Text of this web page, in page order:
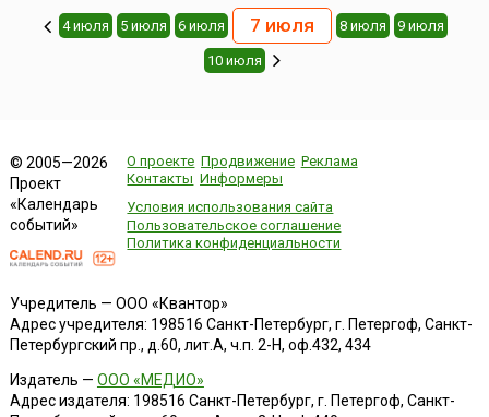
4 июля 5 июля 6 июля 7 июля 8 июля 9 июля
10 июля
© 2005—2026
Проект
«Календарь
событий»
О проекте Продвижение Реклама
Контакты Информеры
Условия использования сайта
Пользовательское соглашение
Политика конфиденциальности
Учредитель — ООО «Квантор»
Адрес учредителя: 198516 Санкт-Петербург, г. Петергоф, Санкт-
Петербургский пр., д.60, лит.А, ч.п. 2-Н, оф.432, 434
Издатель — ООО «МЕДИО»
Адрес издателя: 198516 Санкт-Петербург, г. Петергоф, Санкт-